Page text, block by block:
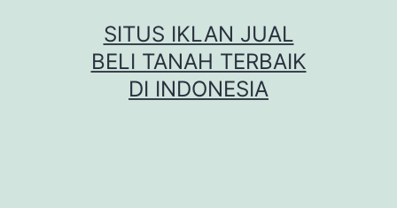
SITUS IKLAN JUAL
BELI TANAH TERBAIK
DI INDONESIA